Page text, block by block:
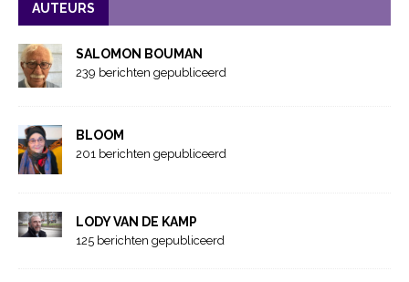
AUTEURS
SALOMON BOUMAN
239 berichten gepubliceerd
BLOOM
201 berichten gepubliceerd
LODY VAN DE KAMP
125 berichten gepubliceerd